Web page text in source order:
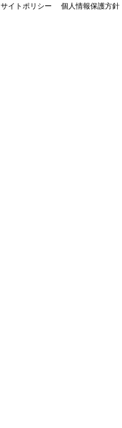
サイトポリシー
個人情報保護方針